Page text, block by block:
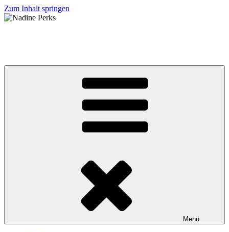
Zum Inhalt springen
Menü